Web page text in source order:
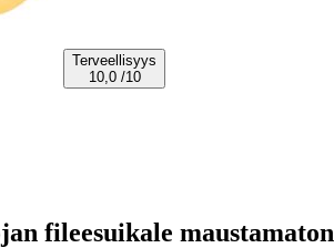
Terveellisyys
10,0 /10
fileesuikale maustamaton